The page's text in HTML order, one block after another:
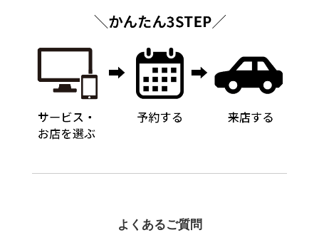
よくあるご質問